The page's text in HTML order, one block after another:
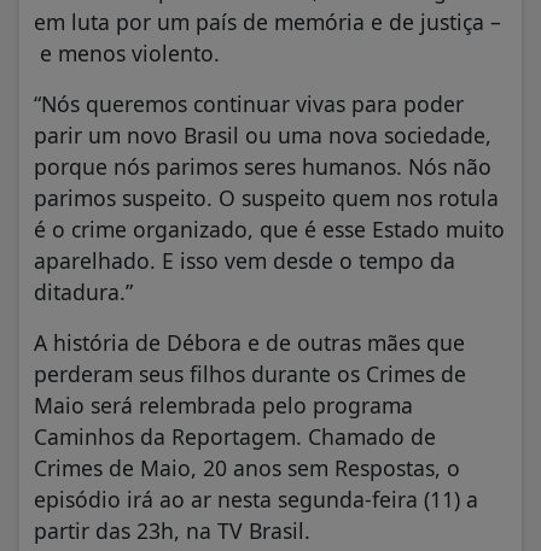
em luta por um país de memória e de justiça –
e menos violento.
“Nós queremos continuar vivas para poder
parir um novo Brasil ou uma nova sociedade,
porque nós parimos seres humanos. Nós não
parimos suspeito. O suspeito quem nos rotula
é o crime organizado, que é esse Estado muito
aparelhado. E isso vem desde o tempo da
ditadura.”
A história de Débora e de outras mães que
perderam seus filhos durante os Crimes de
Maio será relembrada pelo programa
Caminhos da Reportagem. Chamado de
Crimes de Maio, 20 anos sem Respostas, o
episódio irá ao ar nesta segunda-feira (11) a
partir das 23h, na TV Brasil.